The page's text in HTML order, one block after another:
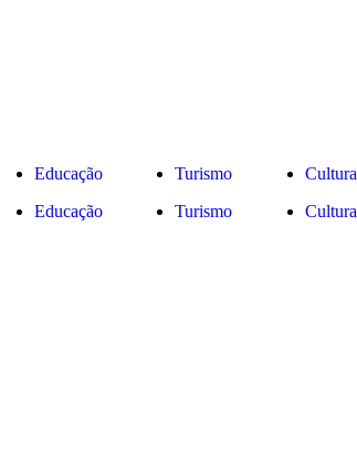
Educação Turismo Cultura
Educação Turismo Cultura